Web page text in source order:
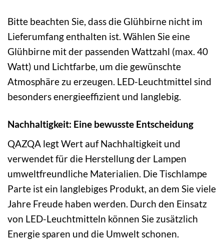
Bitte beachten Sie, dass die Glühbirne nicht im
Lieferumfang enthalten ist. Wählen Sie eine
Glühbirne mit der passenden Wattzahl (max. 40
Watt) und Lichtfarbe, um die gewünschte
Atmosphäre zu erzeugen. LED-Leuchtmittel sind
besonders energieeffizient und langlebig.
Nachhaltigkeit: Eine bewusste Entscheidung
QAZQA legt Wert auf Nachhaltigkeit und
verwendet für die Herstellung der Lampen
umweltfreundliche Materialien. Die Tischlampe
Parte ist ein langlebiges Produkt, an dem Sie viele
Jahre Freude haben werden. Durch den Einsatz
von LED-Leuchtmitteln können Sie zusätzlich
Energie sparen und die Umwelt schonen.